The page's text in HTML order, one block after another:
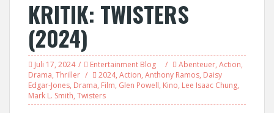
KRITIK: TWISTERS
(2024)
Juli 17, 2024 Entertainment Blog Abenteuer, Action,
Drama, Thriller 2024, Action, Anthony Ramos, Daisy
Edgar-Jones, Drama, Film, Glen Powell, Kino, Lee Isaac Chung,
Mark L. Smith, Twisters